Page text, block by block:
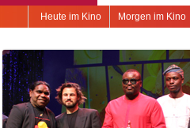
Morgen im Kino
Heute im Kino